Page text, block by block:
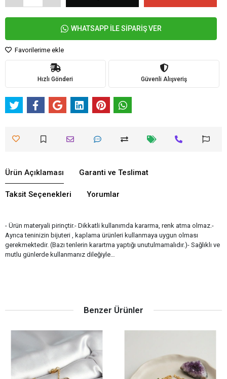
WHATSAPP İLE SİPARİŞ VER
Favorilerime ekle
Hızlı Gönderi Güvenli Alışveriş
Ürün Açıklaması Garanti ve Teslimat
Taksit Seçenekleri Yorumlar
- Ürün materyali pirinçtir.- Dikkatli kullanımda kararma, renk atma olmaz.-
Ayrıca teninizin bijuteri , kaplama ürünleri kullanmaya uygun olması
gerekmektedir. (Bazı tenlerin karartma yaptığı unutulmamalıdır.)- Sağlıklı ve
mutlu günlerde kullanmanız dileğiyle…
Benzer Ürünler